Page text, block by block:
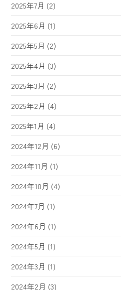
2025年7月 (2)
2025年6月 (1)
2025年5月 (2)
2025年4月 (3)
2025年3月 (2)
2025年2月 (4)
2025年1月 (4)
2024年12月 (6)
2024年11月 (1)
2024年10月 (4)
2024年7月 (1)
2024年6月 (1)
2024年5月 (1)
2024年3月 (1)
2024年2月 (3)